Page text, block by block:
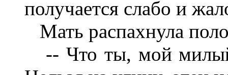
получается слабо и
Мать распахнула
-- Что ты, мой